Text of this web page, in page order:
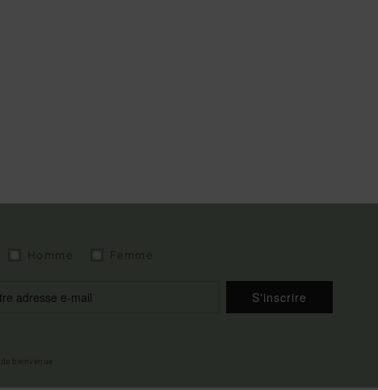
S'inscrire